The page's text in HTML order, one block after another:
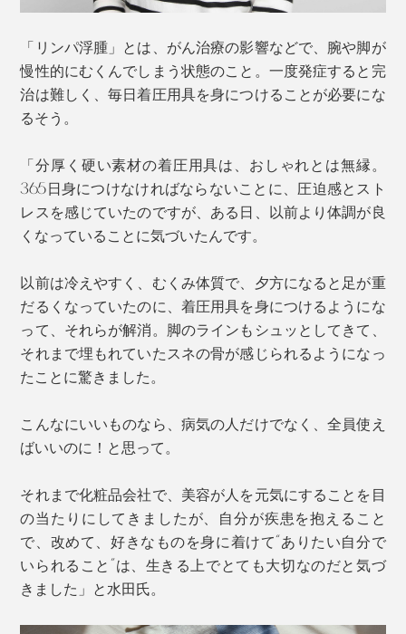
ー」、下右「ナチュラルブラウン」
男女問わず、合わせる服を選ばず、仕事の日も休日のお
出かけでも、ファッションアイテムとして身につけられ
ます。
写真は「ピュアブラック」
る「ミディアムグレー」に加え、ファッショナブルな6
色が仲間入りしました！
（Lサイズ（25-27cm）は「ピュアブラック」と「ダー
クグレー」のみ）。
「リンパ浮腫」とは、がん治療の影響などで、腕や脚が
慢性的にむくんでしまう状態のこと。一度発症すると完
治は難しく、毎日着圧用具を身につけることが必要にな
るそう。
「分厚く硬い素材の着圧用具は、おしゃれとは無縁。
365日身につけなければならないことに、圧迫感とスト
レスを感じていたのですが、ある日、以前より体調が良
くなっていることに気づいたんです。
以前は冷えやすく、むくみ体質で、夕方になると足が重
だるくなっていたのに、着圧用具を身につけるようにな
って、それらが解消。脚のラインもシュッとしてきて、
それまで埋もれていたスネの骨が感じられるようになっ
たことに驚きました。
こんなにいいものなら、病気の人だけでなく、全員使え
ばいいのに！と思って。
それまで化粧品会社で、美容が人を元気にすることを目
の当たりにしてきましたが、自分が疾患を抱えること
で、改めて、好きなものを身に着けて“ありたい自分で
いられること”は、生きる上でとても大切なのだと気づ
きました」と水田氏。